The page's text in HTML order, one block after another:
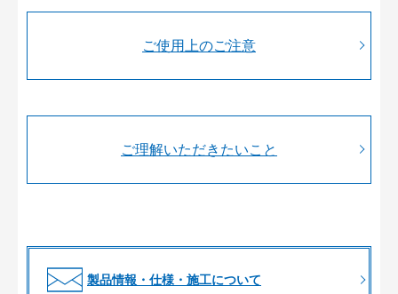
ご使用上のご注意
ご理解いただきたいこと
製品情報・仕様・施工について